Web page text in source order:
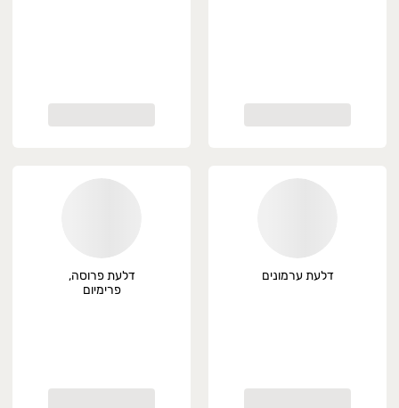
דלעת ערמונים
דלעת פרוסה,
פרימיום